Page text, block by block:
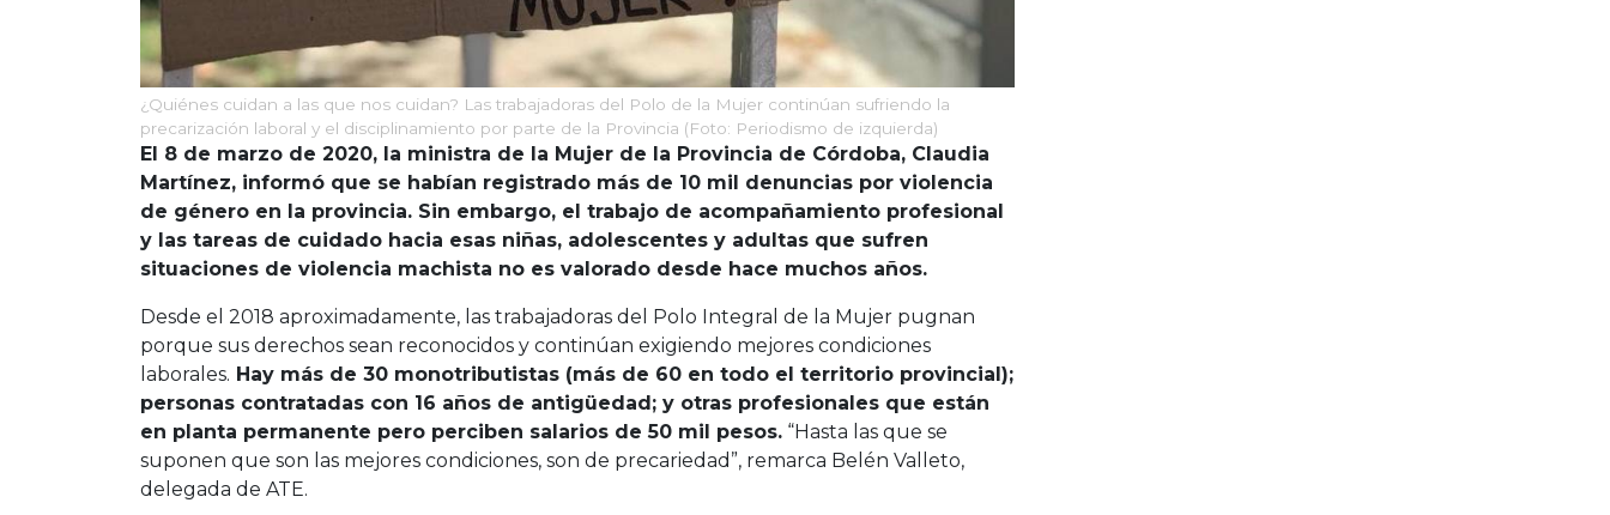
¿Quiénes cuidan a las que nos cuidan? Las trabajadoras del Polo de la Mujer continúan sufriendo la
precarización laboral y el disciplinamiento por parte de la Provincia (Foto: Periodismo de izquierda)
El 8 de marzo de 2020, la ministra de la Mujer de la Provincia de Córdoba, Claudia
Martínez, informó que se habían registrado más de 10 mil denuncias por violencia
de género en la provincia. Sin embargo, el trabajo de acompañamiento profesional
y las tareas de cuidado hacia esas niñas, adolescentes y adultas que sufren
situaciones de violencia machista no es valorado desde hace muchos años.
Desde el 2018 aproximadamente, las trabajadoras del Polo Integral de la Mujer pugnan
porque sus derechos sean reconocidos y continúan exigiendo mejores condiciones
laborales. Hay más de 30 monotributistas (más de 60 en todo el territorio provincial);
personas contratadas con 16 años de antigüedad; y otras profesionales que están
en planta permanente pero perciben salarios de 50 mil pesos. “Hasta las que se
suponen que son las mejores condiciones, son de precariedad”, remarca Belén Valleto,
delegada de ATE.